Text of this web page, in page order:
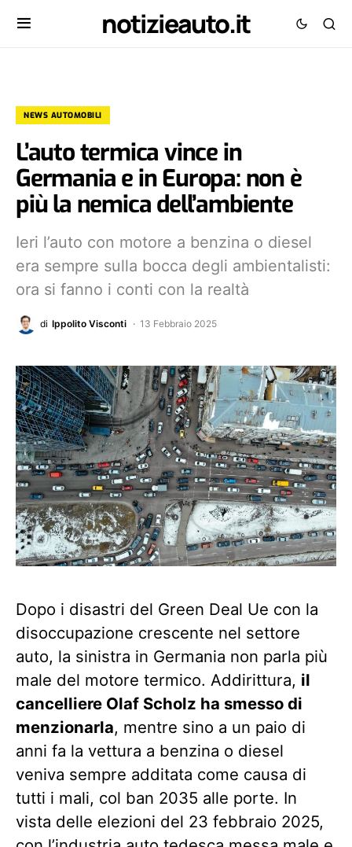
notizieauto.it
NEWS AUTOMOBILI
L’auto termica vince in
Germania e in Europa: non è
più la nemica dell’ambiente
Ieri l’auto con motore a benzina o diesel
era sempre sulla bocca degli ambientalisti:
ora si fanno i conti con la realtà
di Ippolito Visconti 13 Febbraio 2025
Dopo i disastri del Green Deal Ue con la
disoccupazione crescente nel settore
auto, la sinistra in Germania non parla più
male del motore termico. Addirittura, il
cancelliere Olaf Scholz ha smesso di
menzionarla, mentre sino a un paio di
anni fa la vettura a benzina o diesel
veniva sempre additata come causa di
tutti i mali, col ban 2035 alle porte. In
vista delle elezioni del 23 febbraio 2025,